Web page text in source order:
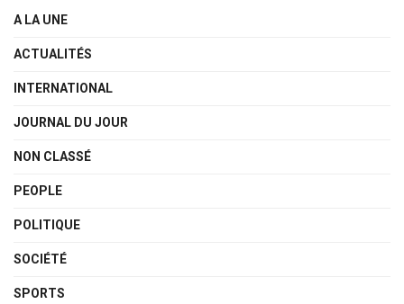
A LA UNE
ACTUALITÉS
INTERNATIONAL
JOURNAL DU JOUR
NON CLASSÉ
PEOPLE
POLITIQUE
SOCIÉTÉ
SPORTS